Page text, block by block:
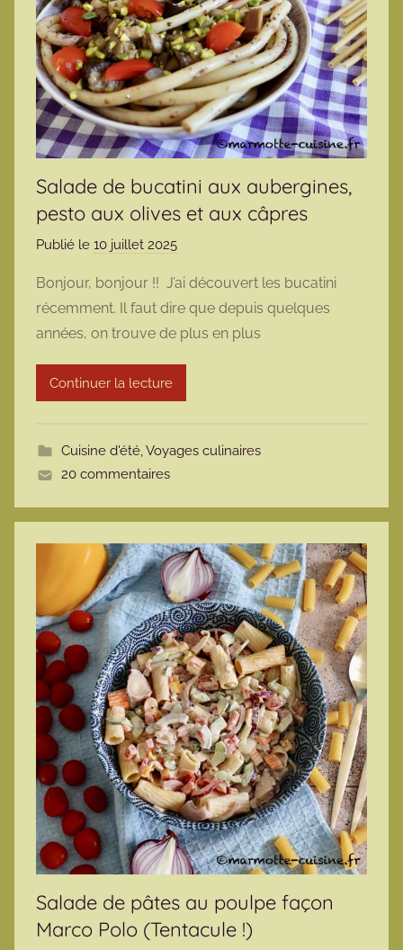
Salade de bucatini aux aubergines,
pesto aux olives et aux câpres
Publié le 10 juillet 2025
r
m
a
r
t
Bonjour, bonjour !! J’ai découvert les bucatini
récemment. Il faut dire que depuis quelques
années, on trouve de plus en plus
Continuer la lecture
Cuisine d'été,Voyages culinaires
20 commentaires
Salade de pâtes au poulpe façon
Marco Polo (Tentacule !)